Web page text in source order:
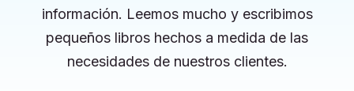
información. Leemos mucho y escribimos
pequeños libros hechos a medida de las
necesidades de nuestros clientes.